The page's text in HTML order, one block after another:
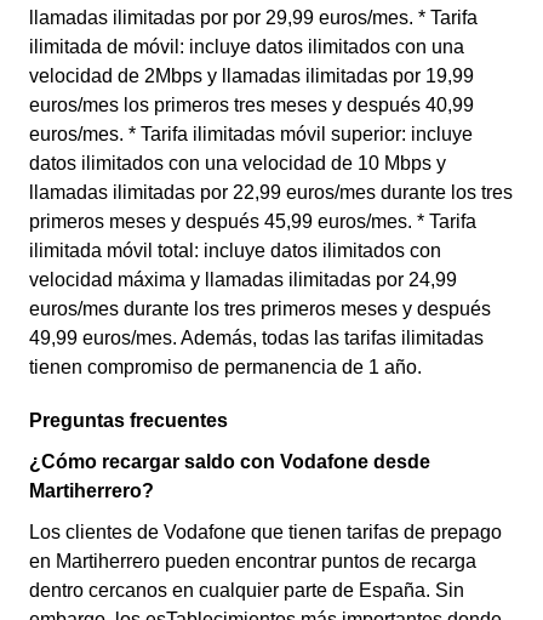
llamadas ilimitadas por por 29,99 euros/mes. * Tarifa
ilimitada de móvil: incluye datos ilimitados con una
velocidad de 2Mbps y llamadas ilimitadas por 19,99
euros/mes los primeros tres meses y después 40,99
euros/mes. * Tarifa ilimitadas móvil superior: incluye
datos ilimitados con una velocidad de 10 Mbps y
llamadas ilimitadas por 22,99 euros/mes durante los tres
primeros meses y después 45,99 euros/mes. * Tarifa
ilimitada móvil total: incluye datos ilimitados con
velocidad máxima y llamadas ilimitadas por 24,99
euros/mes durante los tres primeros meses y después
49,99 euros/mes. Además, todas las tarifas ilimitadas
tienen compromiso de permanencia de 1 año.
Preguntas frecuentes
¿Cómo recargar saldo con Vodafone desde
Martiherrero?
Los clientes de Vodafone que tienen tarifas de prepago
en Martiherrero pueden encontrar puntos de recarga
dentro cercanos en cualquier parte de España. Sin